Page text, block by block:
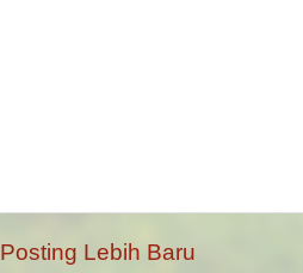
Posting Lebih Baru